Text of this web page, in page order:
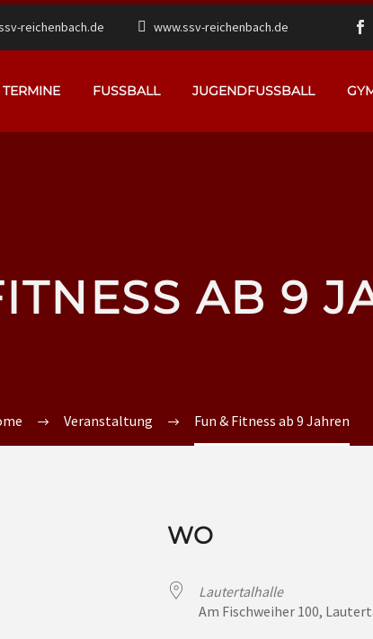
reichenbach.de www.ssv-reichenbach.de
TERMINE FUSSBALL JUGENDFUSSBALL
AB 9
Veranstaltung Fun & Fitness ab 9 Jahren
WO
Lautertalhalle
Am Fischweiher 100,